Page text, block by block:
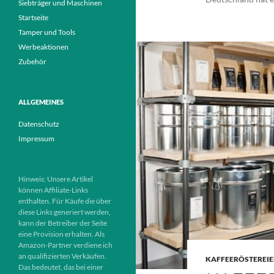
Siebträger und Maschinen
Startseite
Tamper und Tools
Werbeaktionen
Zubehör
ALLGEMEINES
Datenschutz
Impressum
Hinweis: Unsere Artikel
können Affiliate-Links
enthalten. Für Käufe die über
diese Links generiert werden,
kann der Betreiber der Seite
eine Provision erhalten. Als
Amazon-Partner verdiene ich
an qualifizierten Verkäufen.
Das bedeutet, das bei einer